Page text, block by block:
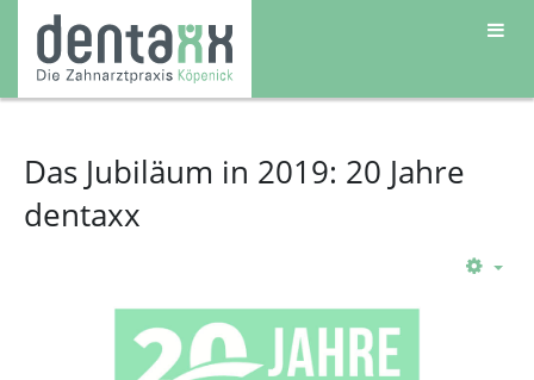
Das Jubiläum in 2019: 20 Jahre
dentaxx